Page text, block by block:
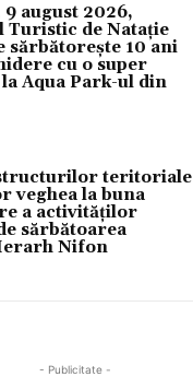
august 2026,
Turistic de Natație
sărbătorește 10 ani
cu o super
Aqua Park-ul din
teritoriale
veghea la buna
a activităților
sărbătoarea
Nifon
- Publicitate -